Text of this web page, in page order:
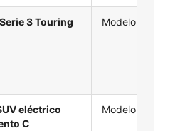
3 Touring Modelo
eléctrico
C
Modelo